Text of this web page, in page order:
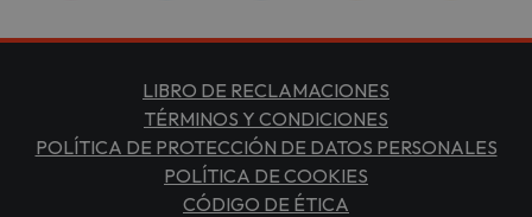
LIBRO DE RECLAMACIONES
TÉRMINOS Y CONDICIONES
POLÍTICA DE PROTECCIÓN DE DATOS PERSONALES
POLÍTICA DE COOKIES
CÓDIGO DE ÉTICA